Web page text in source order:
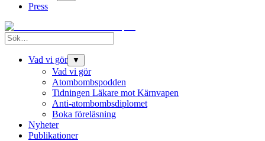
Press
Vad vi gör ▼
Vad vi gör
Atombombspodden
Tidningen Läkare mot Kärnvapen
Anti-atombombsdiplomet
Boka föreläsning
Nyheter
Publikationer